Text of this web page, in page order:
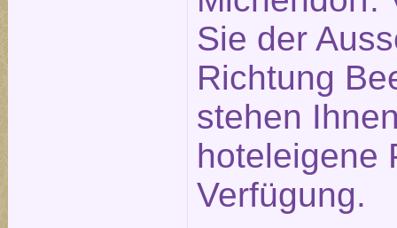
Sie der
Richtung
stehen
hoteleigene
Verfügung.